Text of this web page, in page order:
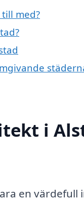
med?
i
en värdefull